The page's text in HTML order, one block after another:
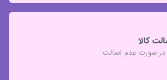
کالا
در صورت عدم اصالت